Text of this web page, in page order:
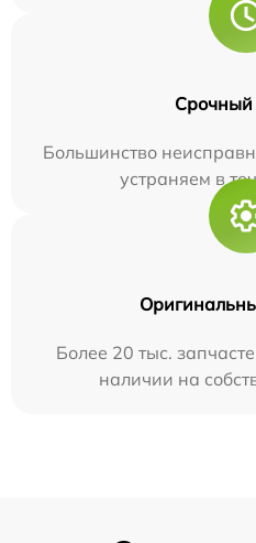
Срочный
Большинство
устраняем в
Более 20 тыс.
наличии на